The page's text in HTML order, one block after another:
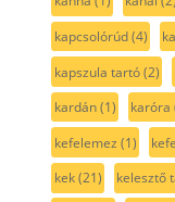
kapcsolórúd(4)
kapszula tartó(2)
kardán(1) karóra
kefelemez (1)
kek(21) kelesztő